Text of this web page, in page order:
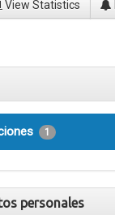
View Statistics
1
personales